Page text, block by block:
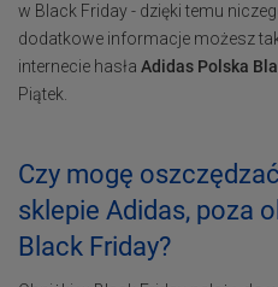
w Black Friday - dzięki temu
dodatkowe informacje możesz
internecie hasła Adidas Polska
Piątek.
Czy mogę
sklepie Adidas, poza
Black Friday?